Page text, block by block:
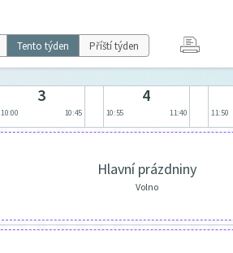
Tento týden Příští týden
3
10:00 10:45
4
10:55 11:40 11:50
Hlavní prázdniny
Volno